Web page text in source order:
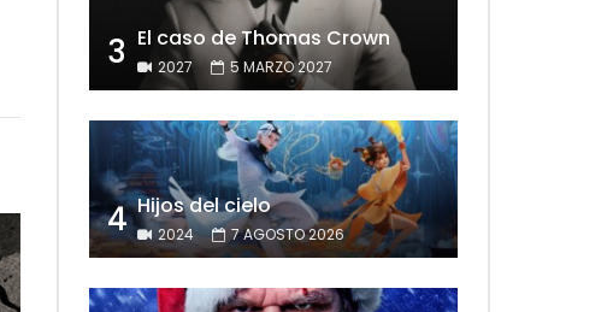
3 El caso de Thomas Crown
2027 5 MARZO 2027
4 Hijos del cielo
2024 7 AGOSTO 2026